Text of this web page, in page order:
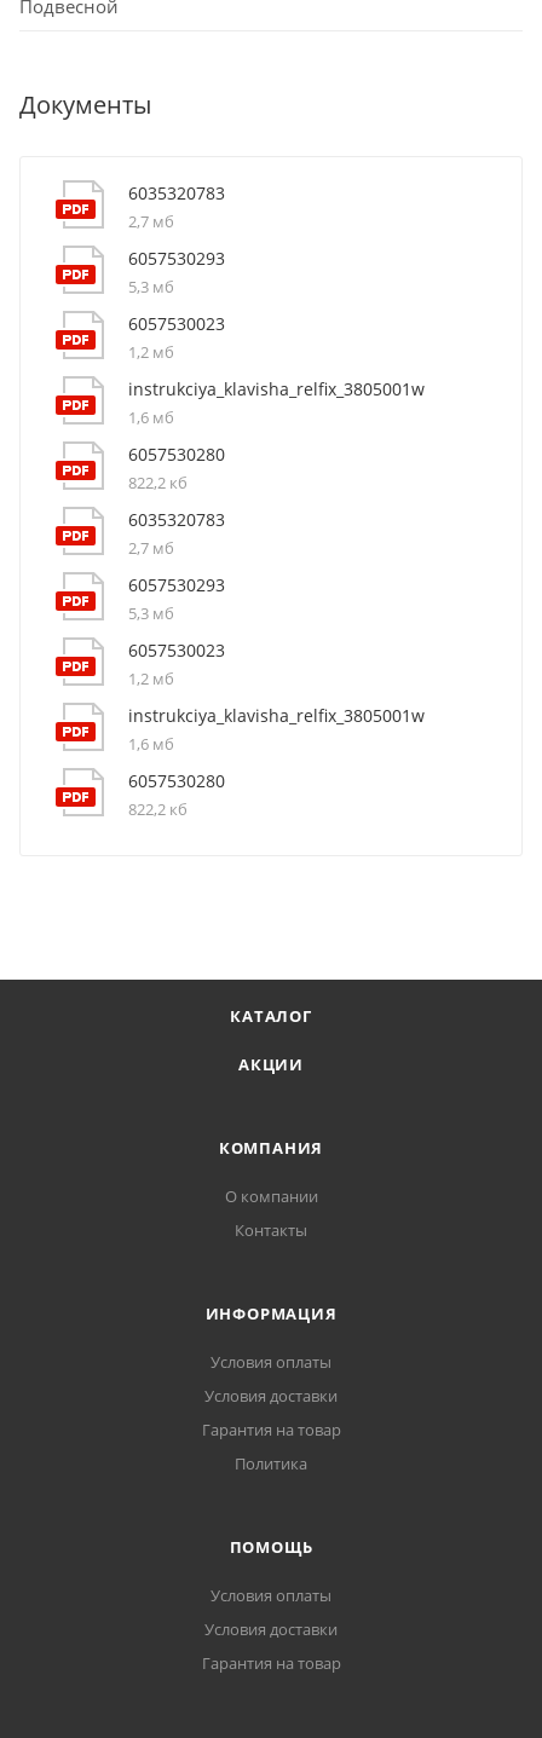
Подвесной
Документы
6035320783
2,7 мб
6057530293
5,3 мб
6057530023
1,2 мб
instrukciya_klavisha_relfix_3805001w
1,6 мб
6057530280
822,2 кб
6035320783
2,7 мб
6057530293
5,3 мб
6057530023
1,2 мб
instrukciya_klavisha_relfix_3805001w
1,6 мб
6057530280
822,2 кб
КАТАЛОГ
АКЦИИ
КОМПАНИЯ
О компании
Контакты
ИНФОРМАЦИЯ
Условия оплаты
Условия доставки
Гарантия на товар
Политика
ПОМОЩЬ
Условия оплаты
Условия доставки
Гарантия на товар